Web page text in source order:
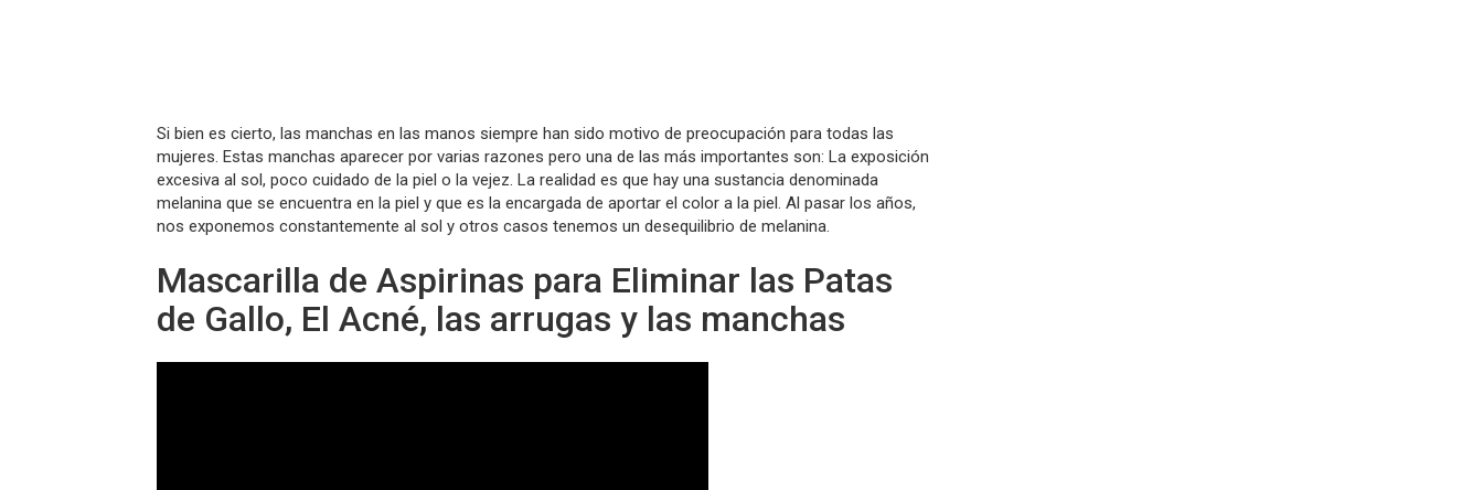
Si bien es cierto, las manchas en las manos siempre han sido motivo de preocupación para todas las
mujeres. Estas manchas aparecer por varias razones pero una de las más importantes son: La exposición
excesiva al sol, poco cuidado de la piel o la vejez. La realidad es que hay una sustancia denominada
melanina que se encuentra en la piel y que es la encargada de aportar el color a la piel. Al pasar los años,
nos exponemos constantemente al sol y otros casos tenemos un desequilibrio de melanina.
Mascarilla de Aspirinas para Eliminar las Patas
de Gallo, El Acné, las arrugas y las manchas